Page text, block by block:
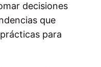
decisiones
que
para